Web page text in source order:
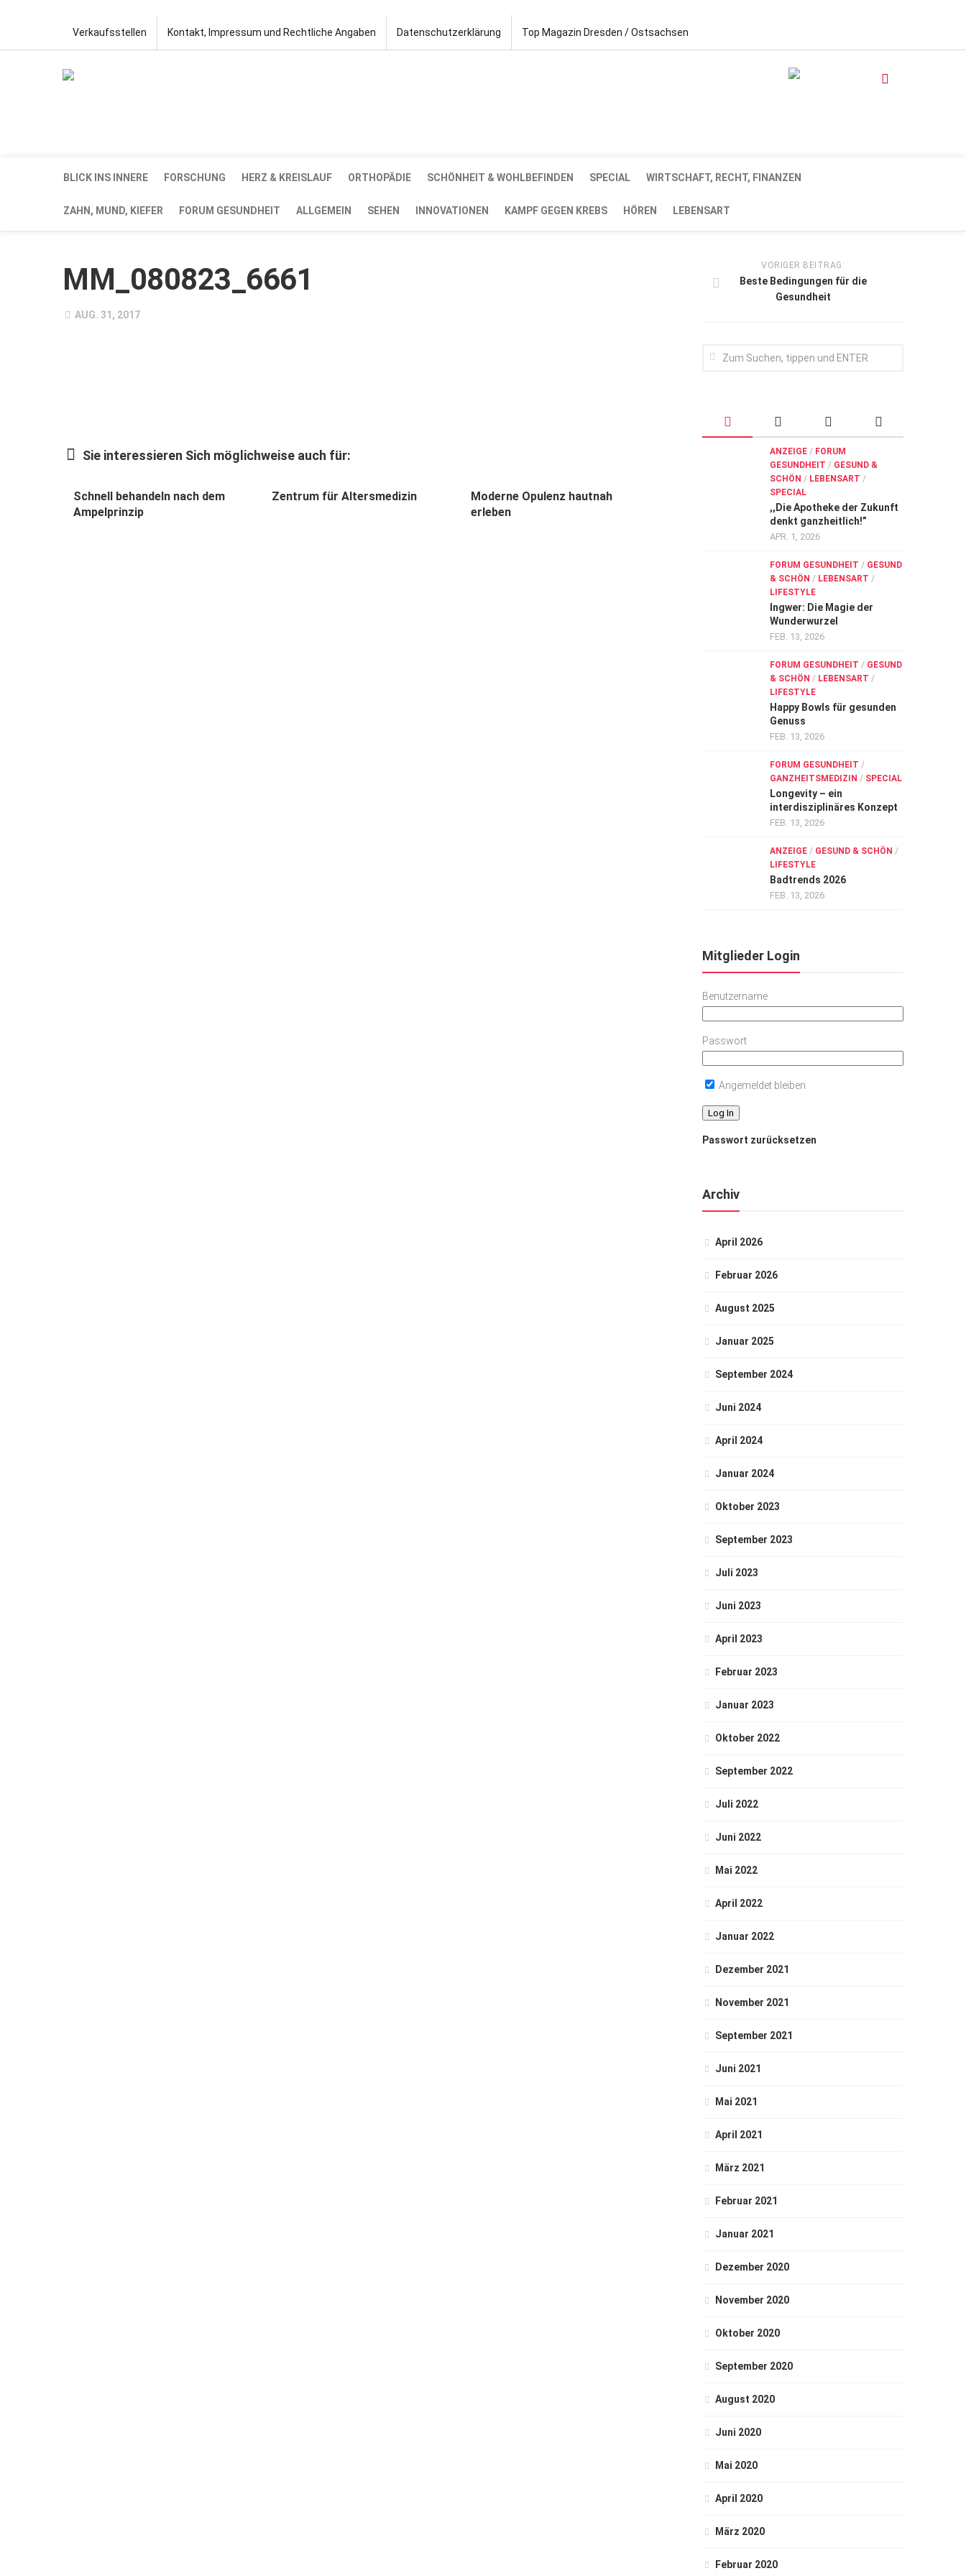
Verkaufsstellen Kontakt, Impressum und Rechtliche Angaben Datenschutzerklärung Top Magazin Dresden / Ostsachsen
BLICK INS INNERE FORSCHUNG HERZ & KREISLAUF ORTHOPÄDIE SCHÖNHEIT & WOHLBEFINDEN SPECIAL WIRTSCHAFT, RECHT, FINANZEN
ZAHN, MUND, KIEFER FORUM GESUNDHEIT ALLGEMEIN SEHEN INNOVATIONEN KAMPF GEGEN KREBS HÖREN LEBENSART
MM_080823_6661
AUG. 31, 2017
Sie interessieren Sich möglichweise auch für:
Schnell behandeln nach dem
Ampelprinzip
Zentrum für Altersmedizin
Moderne Opulenz hautnah
erleben
VORIGER BEITRAG:
Beste Bedingungen für die
Gesundheit
ANZEIGE / FORUM
GESUNDHEIT / GESUND &
SCHÖN / LEBENSART /
SPECIAL
,,Die Apotheke der Zukunft
denkt ganzheitlich!”
APR. 1, 2026
FORUM GESUNDHEIT / GESUND
& SCHÖN / LEBENSART /
LIFESTYLE
Ingwer: Die Magie der
Wunderwurzel
FEB. 13, 2026
FORUM GESUNDHEIT / GESUND
& SCHÖN / LEBENSART /
LIFESTYLE
Happy Bowls für gesunden
Genuss
FEB. 13, 2026
FORUM GESUNDHEIT /
GANZHEITSMEDIZIN / SPECIAL
Longevity – ein
interdisziplinäres Konzept
FEB. 13, 2026
ANZEIGE / GESUND & SCHÖN /
LIFESTYLE
Badtrends 2026
FEB. 13, 2026
Mitglieder Login
Benutzername
Passwort
Angemeldet bleiben
Passwort zurücksetzen
Archiv
April 2026
Februar 2026
August 2025
Januar 2025
September 2024
Juni 2024
April 2024
Januar 2024
Oktober 2023
September 2023
Juli 2023
Juni 2023
April 2023
Februar 2023
Januar 2023
Oktober 2022
September 2022
Juli 2022
Juni 2022
Mai 2022
April 2022
Januar 2022
Dezember 2021
November 2021
September 2021
Juni 2021
Mai 2021
April 2021
März 2021
Februar 2021
Januar 2021
Dezember 2020
November 2020
Oktober 2020
September 2020
August 2020
Juni 2020
Mai 2020
April 2020
März 2020
Februar 2020